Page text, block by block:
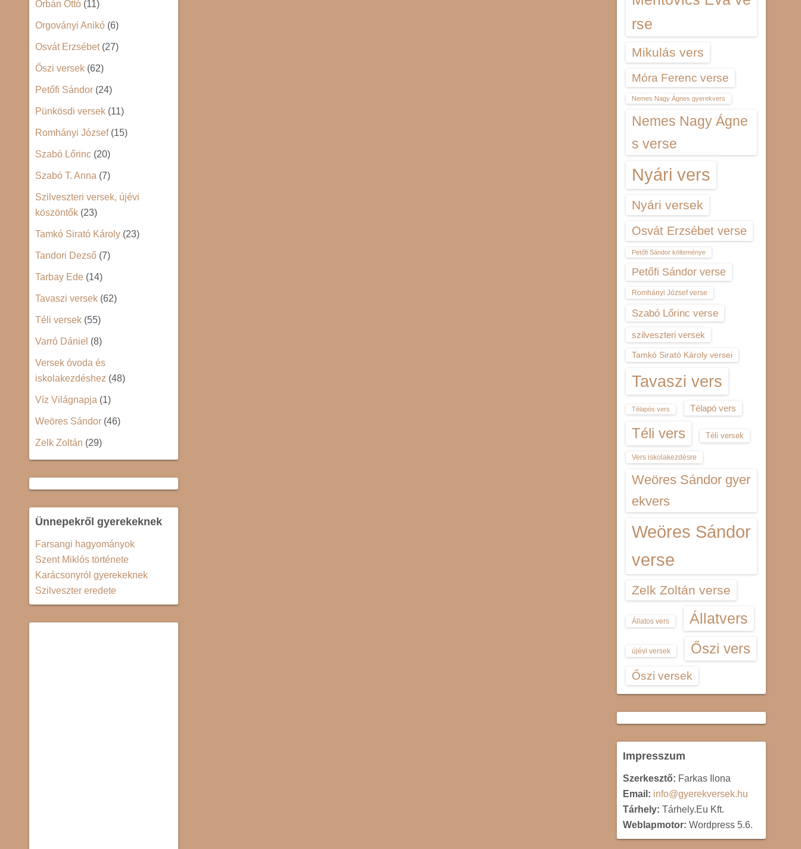
Orbán Ottó (11)
Orgoványi Anikó (6)
Osvát Erzsébet(27)
Őszi versek (62)
Petőfi Sándor (24)
Pünkösdi versek (11)
Romhányi József(15)
Szabó Lőrinc (20)
Szabó T. Anna (7)
Szilveszteri versek, újévi
köszöntők (23)
Tamkó Sirató Károly (23)
Tandori Dezső (7)
Tarbay Ede (14)
Tavaszi versek (62)
Téli versek (55)
Varró Dániel (8)
Versek óvoda és
iskolakezdéshez (48)
Víz Világnapja (1)
Weöres Sándor (46)
Zelk Zoltán (29)
Ünnepekről gyerekeknek
Farsangi hagyományok
Szent Miklós története
Karácsonyról gyerekeknek
Szilveszter eredete
rse
Mikulás vers
Móra Ferenc verse
Nemes Nagy Ágnes gyerekvers
Nemes Nagy Ágne
s verse
Nyári vers
Nyári versek
Osvát Erzsébet verse
Petőfi Sándor költeménye
Petőfi Sándor verse
Romhányi József verse
Szabó Lőrinc verse
szilveszteri versek
Tamkó Sirató Károly versei
Tavaszi vers
Télapós vers Télapó vers
Téli vers Téli versek
Vers iskolakezdésre
Weöres Sándor gyer
ekvers
Weöres Sándor
verse
Zelk Zoltán verse
Állatos vers Állatvers
újévi versek Őszi vers
Őszi versek
Impresszum
Szerkesztő: Farkas Ilona
Email: info@gyerekversek.hu
Tárhely: Tárhely.Eu Kft.
Weblapmotor: Wordpress 5.6.